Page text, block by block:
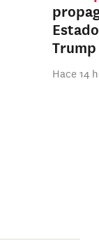
Trump
Hace 14